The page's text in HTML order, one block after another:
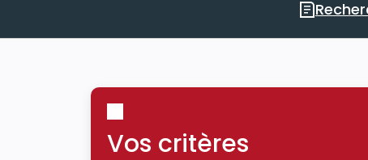
Vos critères